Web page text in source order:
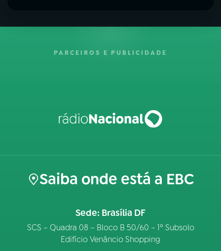
PARCEIROS E PUBLICIDADE
Saiba onde está a EBC
Sede: Brasília DF
SCS – Quadra 08 – Bloco B 50/60 – 1º Subsolo
Edifício Venâncio Shopping